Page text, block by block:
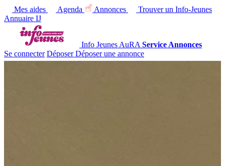
Mes aides Agenda Annonces
Trouver un Info-Jeunes
Annuaire IJ
Info Jeunes AuRA Service Annonces
Se connecter Déposer Déposer une annonce